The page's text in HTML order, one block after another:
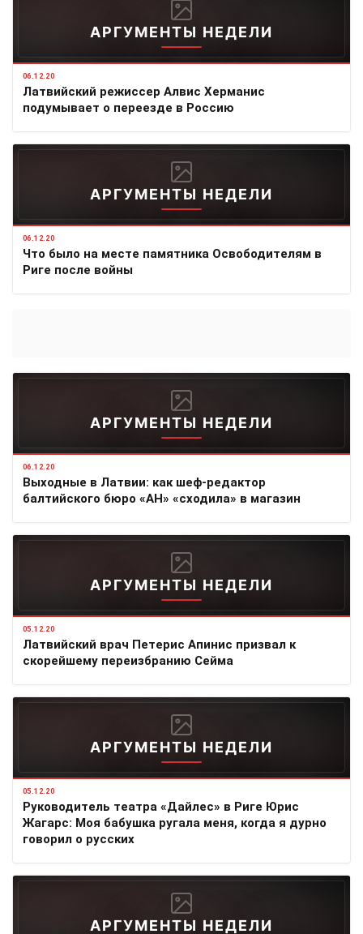
АРГУМЕНТЫ НЕДЕЛИ
06.12.20
Латвийский режиссер Алвис Херманис
подумывает о переезде в Россию
АРГУМЕНТЫ НЕДЕЛИ
06.12.20
Что было на месте памятника Освободителям в
Риге после войны
АРГУМЕНТЫ НЕДЕЛИ
06.12.20
Выходные в Латвии: как шеф-редактор
балтийского бюро «АН» «сходила» в магазин
АРГУМЕНТЫ НЕДЕЛИ
05.12.20
Латвийский врач Петерис Апинис призвал к
скорейшему переизбранию Сейма
АРГУМЕНТЫ НЕДЕЛИ
05.12.20
Руководитель театра «Дайлес» в Риге Юрис
Жагарс: Моя бабушка ругала меня, когда я дурно
говорил о русских
АРГУМЕНТЫ НЕДЕЛИ